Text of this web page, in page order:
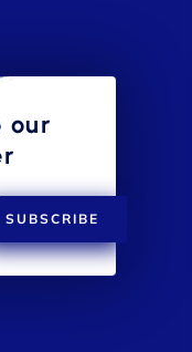
our
SUBSCRIBE